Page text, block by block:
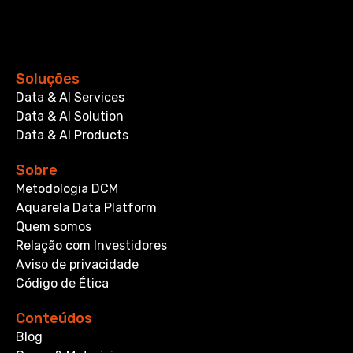
Soluções
Data & AI Services
Data & AI Solution
Data & AI Products
Sobre
Metodologia DCM
Aquarela Data Platform
Quem somos
Relação com Investidores
Aviso de privacidade
Código de Ética
Conteúdos
Blog